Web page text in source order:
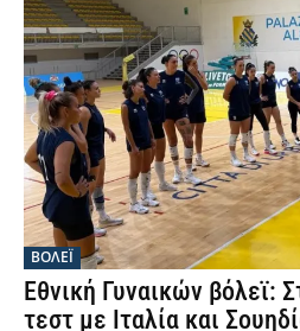
ΒΟΛΕΪ
Εθνική Γυναικών βόλεϊ:
τεστ με Ιταλία και